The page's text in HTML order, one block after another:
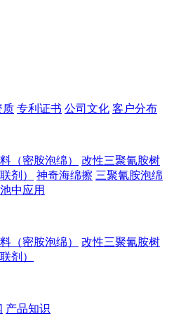
质 专利证书 公司文化 客户分布
（密胺泡绵）
改性三聚氰胺树
剂）
神奇海绵擦 三聚氰胺泡绵
中应用
（密胺泡绵）
改性三聚氰胺树
剂）
产品知识